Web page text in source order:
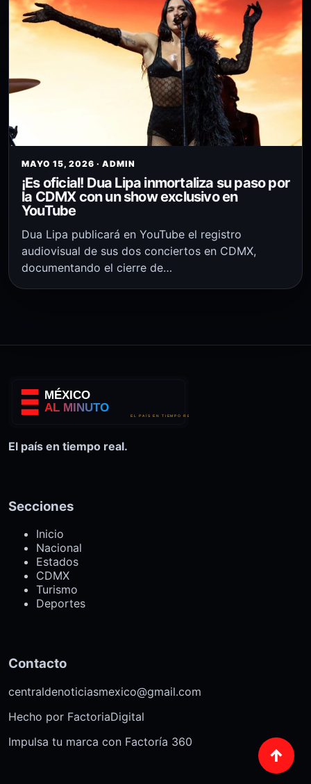
MAYO 15, 2026 · ADMIN
¡Es oficial! Dua Lipa inmortaliza su paso por
la CDMX con un show exclusivo en
YouTube
Dua Lipa publicará en YouTube el registro
audiovisual de sus dos conciertos en CDMX,
documentando el cierre de…
↑
El país en tiempo real.
Secciones
Inicio
Nacional
Estados
CDMX
Turismo
Deportes
Contacto
centraldenoticiasmexico@gmail.com
Hecho por FactoriaDigital
Impulsa tu marca con Factoría 360